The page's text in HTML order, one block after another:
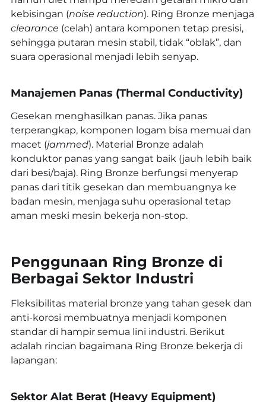
kebisingan (noise reduction). Ring Bronze menjaga
clearance (celah) antara komponen tetap presisi,
sehingga putaran mesin stabil, tidak “oblak”, dan
suara operasional menjadi lebih senyap.
Manajemen Panas (Thermal Conductivity)
Gesekan menghasilkan panas. Jika panas
terperangkap, komponen logam bisa memuai dan
macet (jammed). Material Bronze adalah
konduktor panas yang sangat baik (jauh lebih baik
dari besi/baja). Ring Bronze berfungsi menyerap
panas dari titik gesekan dan membuangnya ke
badan mesin, menjaga suhu operasional tetap
aman meski mesin bekerja non-stop.
Penggunaan Ring Bronze di
Berbagai Sektor Industri
Fleksibilitas material bronze yang tahan gesek dan
anti-korosi membuatnya menjadi komponen
standar di hampir semua lini industri. Berikut
adalah rincian bagaimana Ring Bronze bekerja di
lapangan:
Sektor Alat Berat (Heavy Equipment)